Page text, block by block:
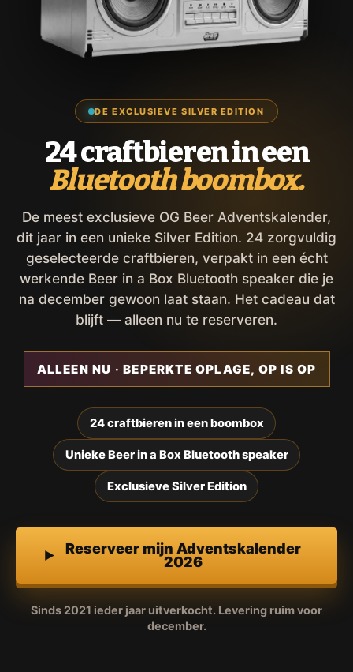
DE EXCLUSIEVE SILVER EDITION
24 craftbieren in een
Bluetooth boombox.
De meest exclusieve OG Beer Adventskalender,
dit jaar in een unieke Silver Edition. 24 zorgvuldig
geselecteerde craftbieren, verpakt in een écht
werkende Beer in a Box Bluetooth speaker die je
na december gewoon laat staan. Het cadeau dat
blijft — alleen nu te reserveren.
ALLEEN NU · BEPERKTE OPLAGE, OP IS OP
24 craftbieren in een boombox
Unieke Beer in a Box Bluetooth speaker
Exclusieve Silver Edition
Reserveer mijn Adventskalender
2026
Sinds 2021 ieder jaar uitverkocht. Levering ruim voor
december.